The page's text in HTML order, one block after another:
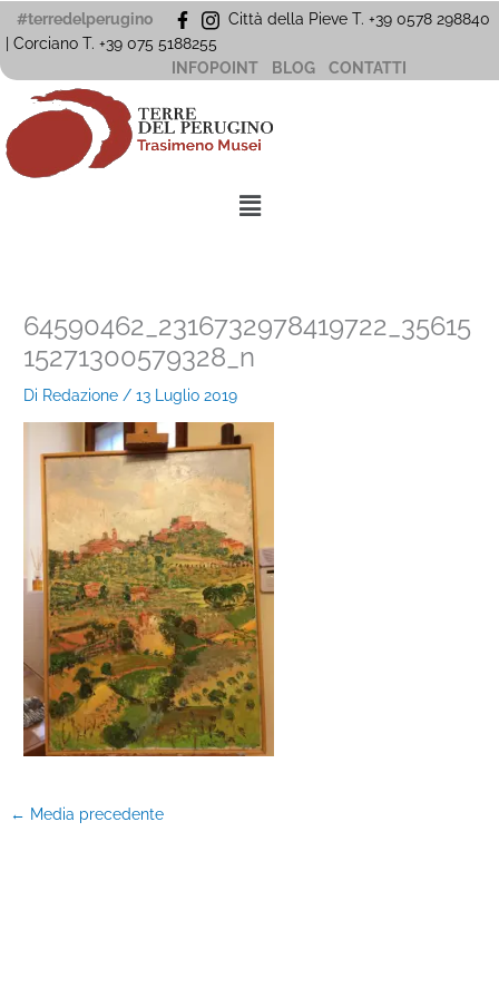
Vai
al
#terredelperugino
Città della Pieve T. +39 0578 298840
| Corciano T. +39 075 5188255
INFOPOINT
BLOG CONTATTI
Menu
64590462_2316732978419722_35615
15271300579328_n
Di Redazione/13 Luglio 2019
← Media precedente